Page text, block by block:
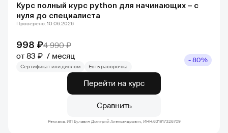
Курс полный курс python для начинающих – с
нуля до специалиста
998 ₽4 990 ₽
от 83 ₽
месяц
Проверено: 10.06.2026
Сертификат или диплом Есть рассрочка
- 80%
Перейти на курс
Сравнить
Реклама. ИП Булавин Дмитрий Александрович, ИНН:631917326709